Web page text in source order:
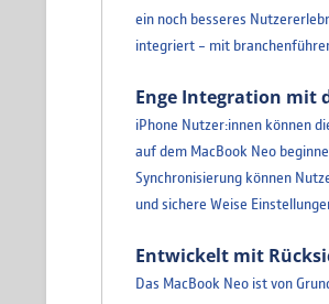
ein noch besseres
integriert – mit
Enge Integration mit
iPhone Nutzer:innen können
auf dem MacBook Neo
Synchronisierung können
und sichere Weise
Entwickelt mit
Das MacBook Neo ist von